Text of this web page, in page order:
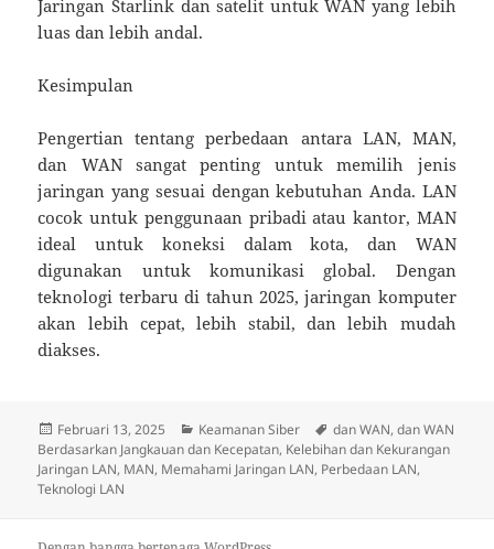
Jaringan Starlink dan satelit untuk WAN yang lebih
luas dan lebih andal.
Kesimpulan
Pengertian tentang perbedaan antara LAN, MAN,
dan WAN sangat penting untuk memilih jenis
jaringan yang sesuai dengan kebutuhan Anda. LAN
cocok untuk penggunaan pribadi atau kantor, MAN
ideal untuk koneksi dalam kota, dan WAN
digunakan untuk komunikasi global. Dengan
teknologi terbaru di tahun 2025, jaringan komputer
akan lebih cepat, lebih stabil, dan lebih mudah
diakses.
Diposkan
pada
Februari 13, 2025 Kategori
Keamanan Siber Tag
dan WAN,dan WAN
Berdasarkan Jangkauan dan Kecepatan, Kelebihan dan Kekurangan
Jaringan LAN, MAN, Memahami Jaringan LAN, Perbedaan LAN,
Teknologi LAN